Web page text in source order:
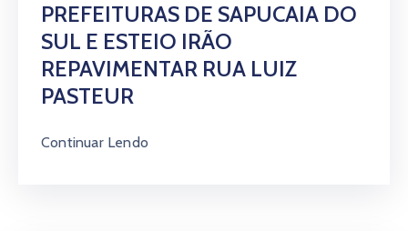
PREFEITURAS DE SAPUCAIA DO
SUL E ESTEIO IRÃO
REPAVIMENTAR RUA LUIZ
PASTEUR
Continuar Lendo